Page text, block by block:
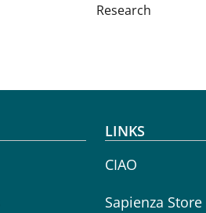
Research
LINKS
CIAO
Sapienza Store